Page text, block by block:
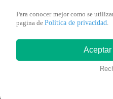
jazz”, aseguró.
Para conocer mejor como se
pagina de Política de privacidad.